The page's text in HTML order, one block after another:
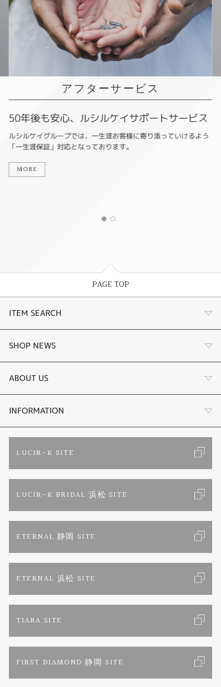
アフターサービス
50年後も安心、ルシルケイサポートサービス
ルシルケイグループでは、一生涯お客様に寄り添っていけるよう
「一生涯保証」対応となっております。
MORE
PAGE TOP
ITEM SEARCH
婚約指輪
結婚指輪
セットリング
エタニティリング
婚約ネックレス
真珠ネックレス
SHOP NEWS
商品一覧
ブランドリスト
トピックス
リフォーム
ABOUT US
店舗情報・会社概要
お問い合わせ
INFORMATION
特定商取引に関する表記
LUCIR-K SITE
LUCIR-K BRIDAL 浜松 SITE
ETERNAL 静岡 SITE
ETERNAL 浜松 SITE
TIARA SITE
FIRST DIAMOND 静岡 SITE